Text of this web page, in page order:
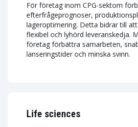
För företag inom CPG-sektorn
efterfrågeprognoser,
lageroptimering. Detta bidrar till
flexibel och lyhörd leveranskedja.
företag förbättra samarbeten,
lanseringstider och minska svinn.
Life sciences